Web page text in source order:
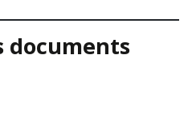
documents